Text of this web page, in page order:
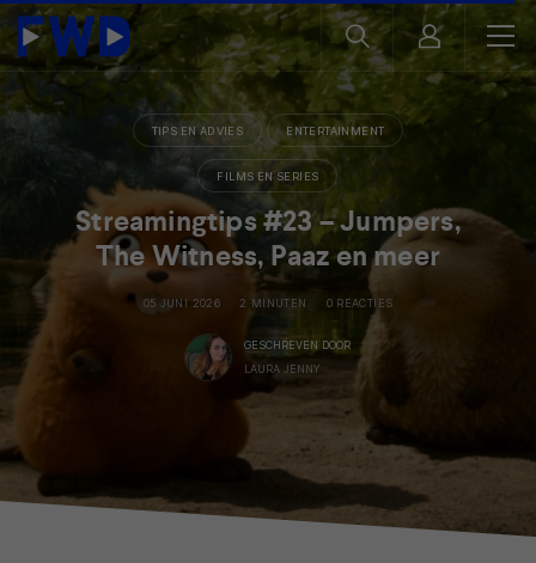
TIPS EN ADVIES ENTERTAINMENT
FILMS EN SERIES
Streamingtips #23 – Jumpers,
The Witness, Paaz en meer
05 JUNI 2026 2 MINUTEN 0 REACTIES
GESCHREVEN DOOR
LAURA JENNY